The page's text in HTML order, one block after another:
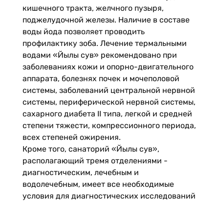
кишечного тракта, желчного пузыря,
поджелудочной железы. Наличие в составе
воды йода позволяет проводить
профилактику зоба. Лечение термальными
водами «Йылы сув» рекомендовано при
заболеваниях кожи и опорно-двигательного
аппарата, болезнях почек и мочеполовой
системы, заболеваний центральной нервной
системы, периферической нервной системы,
сахарного диабета II типа, легкой и средней
степени тяжести, компрессионного периода,
всех степеней ожирения.
Кроме того, санаторий «Йылы сув»,
располагающий тремя отделениями -
диагностическим, лечебным и
водолечебным, имеет все необходимые
условия для диагностических исследований